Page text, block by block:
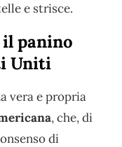
e strisce.
il panino
Uniti
vera e propria
, che, di
di